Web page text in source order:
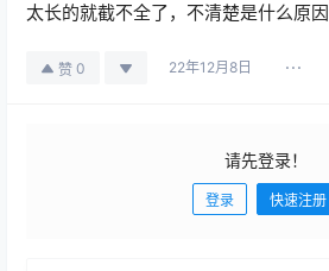
太长的就截不全了，不清楚是什么原因
赞 0 22年12月8日
请先登录！
登录 快速注册